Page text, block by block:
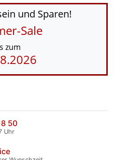
und Sparen!
Sale
zum
50
Uhr